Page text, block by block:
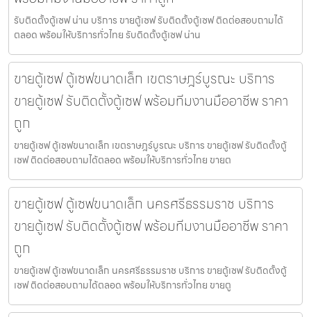
รับติดตั้งตู้เซฟ น่าน บริการ ขายตู้เซฟ รับติดตั้งตู้เซฟ ติดต่อสอบถามได้
ตลอด พร้อมให้บริการทั่วไทย รับติดตั้งตู้เซฟ น่าน
ขายตู้เซฟ ตู้เซฟขนาดเล็ก เขตราษฎร์บูรณะ บริการ
ขายตู้เซฟ รับติดตั้งตู้เซฟ พร้อมทีมงานมืออาชีพ ราคา
ถูก
ขายตู้เซฟ ตู้เซฟขนาดเล็ก เขตราษฎร์บูรณะ บริการ ขายตู้เซฟ รับติดตั้งตู้
เซฟ ติดต่อสอบถามได้ตลอด พร้อมให้บริการทั่วไทย ขายต
ขายตู้เซฟ ตู้เซฟขนาดเล็ก นครศรีธรรมราช บริการ
ขายตู้เซฟ รับติดตั้งตู้เซฟ พร้อมทีมงานมืออาชีพ ราคา
ถูก
ขายตู้เซฟ ตู้เซฟขนาดเล็ก นครศรีธรรมราช บริการ ขายตู้เซฟ รับติดตั้งตู้
เซฟ ติดต่อสอบถามได้ตลอด พร้อมให้บริการทั่วไทย ขายตู